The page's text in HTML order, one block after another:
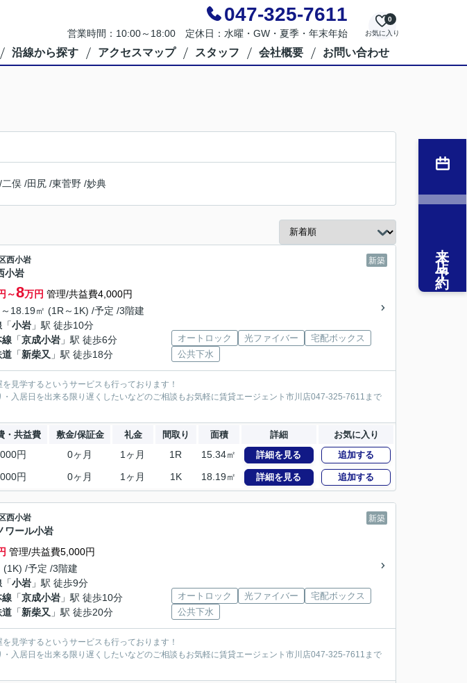
047-325-7611
営業時間：10:00～18:00 定休日：水曜・GW・夏季・年末年始 お気に入り
0
沿線から探す アクセスマップ スタッフ 会社概要 お問い合わせ
/二俣 /田尻 /東菅野 /妙典
新築
西小岩
小岩
～8万円 管理/共益費4,000円
18.19㎡ (1R～1K) /予定 /3階建
「小岩 」駅 徒歩10分
線 「京成小岩 」駅 徒歩6分
道 「新柴又 」駅 徒歩18分
オートロック 光ファイバー
宅配ボックス
公共下水
見学するというサービスも行っております！
入居日を出来る限り遅くしたいなどのご相談もお気軽に賃貸エージェント市川店047-325-7611まで
・共益費 敷金/保証金 礼金 間取り 面積 詳細 お気に入り
円 0ヶ月 1ヶ月 1R 15.34㎡ 詳細を見る 追加する
円 0ヶ月 1ヶ月 1K 18.19㎡ 詳細を見る 追加する
新築
西小岩
ワール小岩
管理/共益費5,000円
(1K) /予定 /3階建
「小岩 」駅 徒歩9分
線 「京成小岩 」駅 徒歩10分
道 「新柴又 」駅 徒歩20分
オートロック 光ファイバー
宅配ボックス
公共下水
見学するというサービスも行っております！
入居日を出来る限り遅くしたいなどのご相談もお気軽に賃貸エージェント市川店047-325-7611まで
来店予約